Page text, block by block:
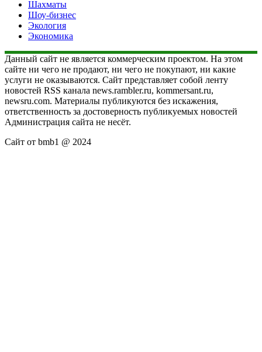
Шахматы
Шоу-бизнес
Экология
Экономика
Данный сайт не является коммерческим проектом. На этом
сайте ни чего не продают, ни чего не покупают, ни какие
услуги не оказываются. Сайт представляет собой ленту
новостей RSS канала news.rambler.ru, kommersant.ru,
newsru.com. Материалы публикуются без искажения,
ответственность за достоверность публикуемых новостей
Администрация сайта не несёт.
Сайт от bmb1 @ 2024